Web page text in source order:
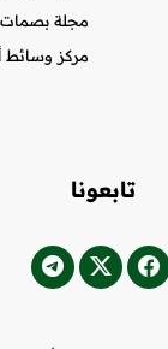
مجلة بصمات
مركز وسائط
تابعونا